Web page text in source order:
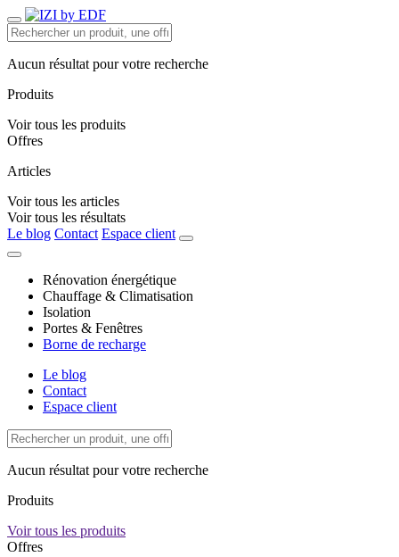
Aucun résultat pour votre recherche
Produits
Voir tous les produits
Offres
Articles
Voir tous les articles
Voir tous les résultats
Le blog Contact Espace client
Rénovation énergétique
Chauffage & Climatisation
Isolation
Portes & Fenêtres
Borne de recharge
Le blog
Contact
Espace client
Aucun résultat pour votre recherche
Produits
Voir tous les produits
Offres